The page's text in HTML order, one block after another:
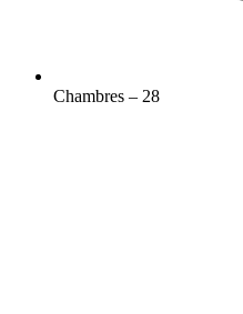
Chambres – 28